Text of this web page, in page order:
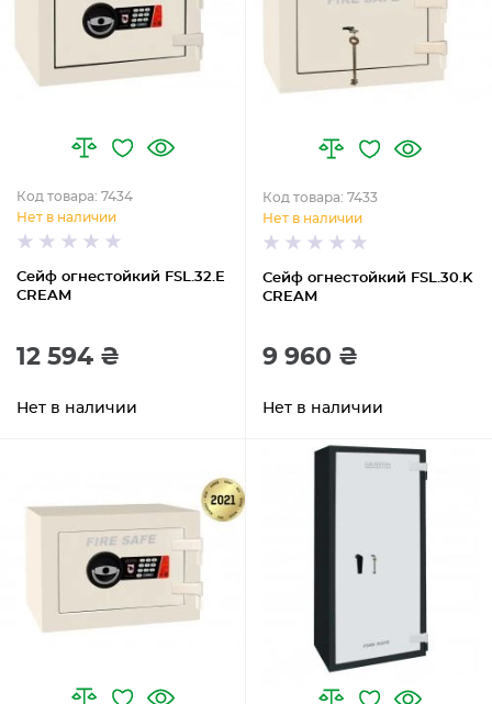
Сейф огнестойкий FSL.32.E
CREAM
Код товара: 7434
Нет в наличии
12 594 ₴
Нет в наличии
Сейф огнестойкий FSL.30.K
CREAM
Код товара: 7433
Нет в наличии
9 960 ₴
Нет в наличии